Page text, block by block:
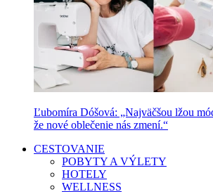
Ľubomíra Dóšová: „Najväčšou lžou
že nové oblečenie nás zmení.“
CESTOVANIE
POBYTY A VÝLETY
HOTELY
WELLNESS